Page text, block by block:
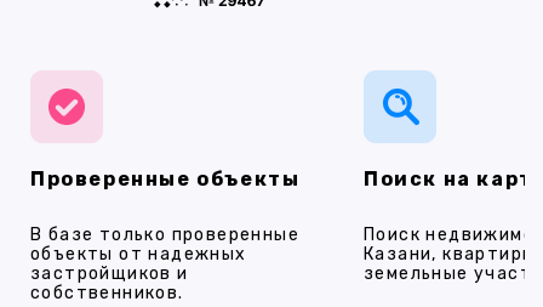
Проверенные объекты
В базе только проверенные
объекты от надежных
застройщиков и
собственников.
Поиск на
Поиск
Казани,
земельные